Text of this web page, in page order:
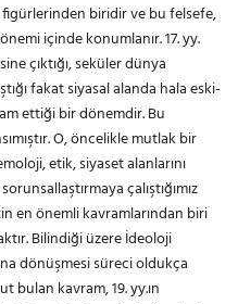
figürlerinden biridir ve bu felsefe,
içinde konumlanır. 17. yy.
çıktığı, seküler dünya
fakat siyasal alanda hala eski-
ettiği bir dönemdir. Bu
O, öncelikle mutlak bir
etik, siyaset alanlarını
çalıştığımız
en önemli kavramlarından biri
Bilindiği üzere İdeoloji
dönüşmesi süreci oldukça
bulan kavram, 19. yy.ın